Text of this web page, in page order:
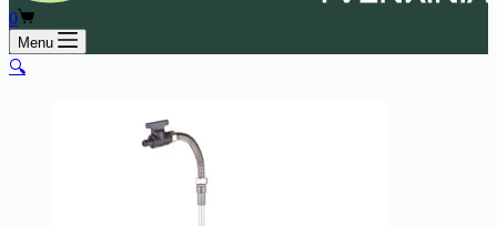
Shopping
cart
0
Menu
🔍